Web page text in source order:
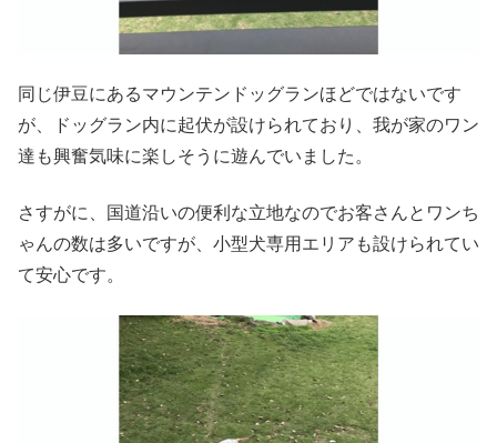
同じ伊豆にあるマウンテンドッグランほどではないです
が、ドッグラン内に起伏が設けられており、我が家のワン
達も興奮気味に楽しそうに遊んでいました。
さすがに、国道沿いの便利な立地なのでお客さんとワンち
ゃんの数は多いですが、小型犬専用エリアも設けられてい
て安心です。